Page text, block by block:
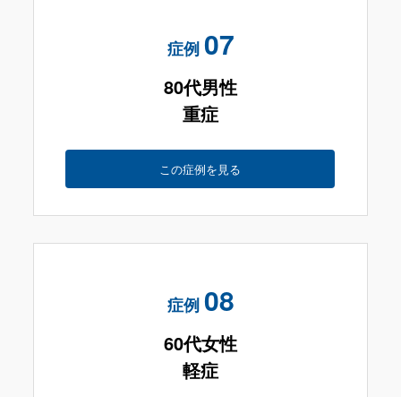
症例 07
80代男性
重症
この症例を見る
症例 08
60代女性
軽症